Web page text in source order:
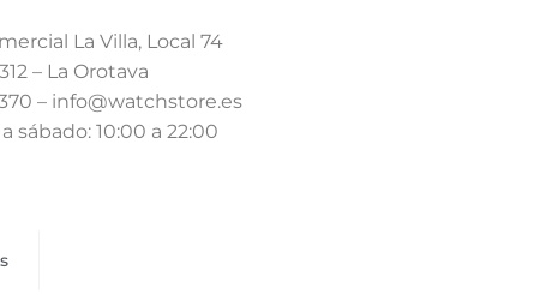
La Villa, Local 74
– La Orotava
– info@watchstore.es
sábado: 10:00 a 22:00